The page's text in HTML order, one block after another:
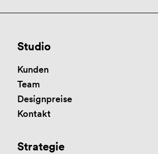
Studio
Kunden
Team
Designpreise
Kontakt
Strategie